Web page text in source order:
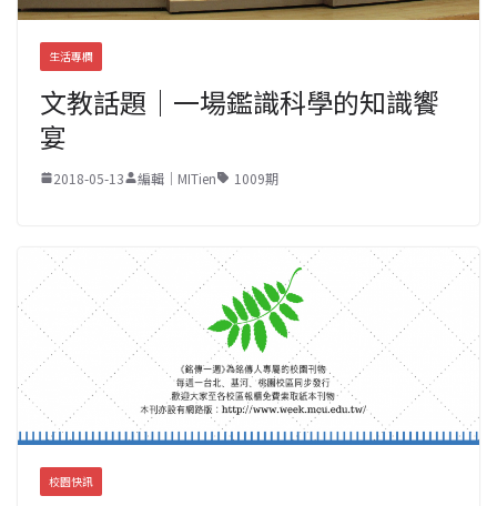
生活專欄
文教話題｜一場鑑識科學的知識饗
宴
2018-05-13 編輯｜MITien 1009期
校園快訊